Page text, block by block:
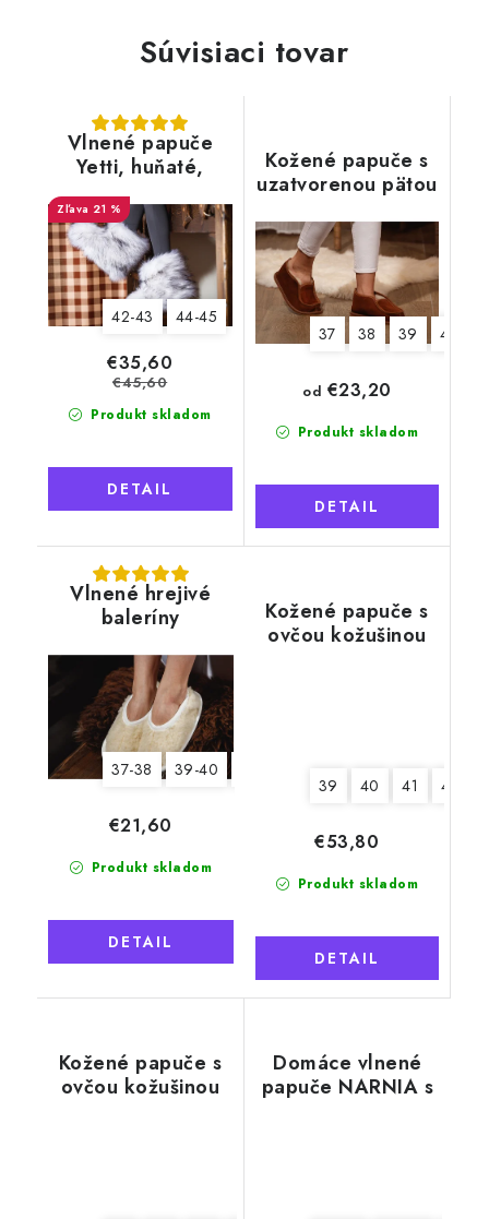
Súvisiaci tovar
Vlnené papuče
Yetti, huňaté,
biele, s kožušinou
21 %
42-43 44-45
Produkt skladom
€35,60
€45,60
DETAIL
Kožené papuče s
uzatvorenou pätou
37 38 39 40
Produkt skladom
od €23,20
DETAIL
Vlnené hrejivé
baleríny
37-38 39-40
Produkt skladom
€21,60
DETAIL
Kožené papuče s
ovčou kožušinou
39 40 41 42
Produkt skladom
€53,80
DETAIL
Kožené papuče s
ovčou kožušinou
Domáce vlnené
papuče NARNIA s